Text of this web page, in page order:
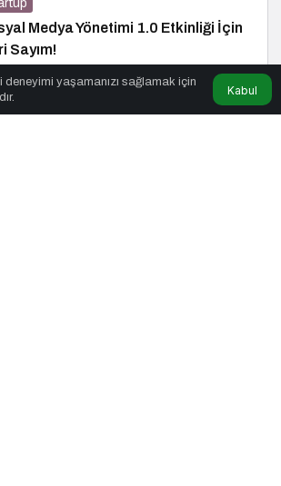
Medya Yönetimi 1.0 Etkinliği İçin
Sayım!
deneyimi yaşamanızı sağlamak için
Kabul